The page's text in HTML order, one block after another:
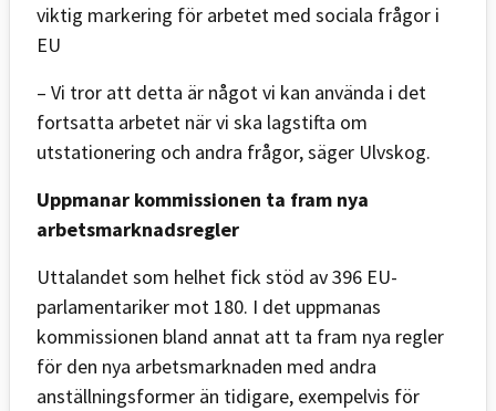
viktig markering för arbetet med sociala frågor i
EU
– Vi tror att detta är något vi kan använda i det
fortsatta arbetet när vi ska lagstifta om
utstationering och andra frågor, säger Ulvskog.
Uppmanar kommissionen ta fram nya
arbetsmarknadsregler
Uttalandet som helhet fick stöd av 396 EU-
parlamentariker mot 180. I det uppmanas
kommissionen bland annat att ta fram nya regler
för den nya arbetsmarknaden med andra
anställningsformer än tidigare, exempelvis för